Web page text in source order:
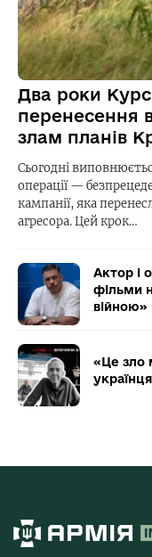
Два роки
перенесення
злам планів
Сьогодні
операції —
кампанії, яка
агресора. Цей крок…
Актор і
фільми
війною»
«Це зло